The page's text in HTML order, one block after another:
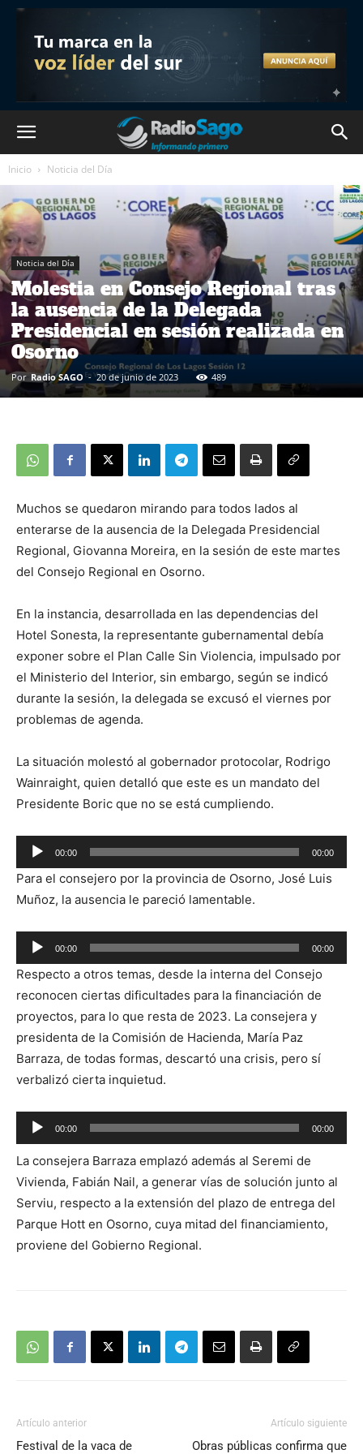
Inicio Noticia del Día
Noticia del Día
Molestia en Consejo Regional tras
la ausencia de la Delegada
Presidencial en sesión realizada en
Osorno
Por Radio SAGO - 20 de junio de 2023 489
Muchos se quedaron mirando para todos lados al
enterarse de la ausencia de la Delegada Presidencial
Regional, Giovanna Moreira, en la sesión de este martes
del Consejo Regional en Osorno.
En la instancia, desarrollada en las dependencias del
Hotel Sonesta, la representante gubernamental debía
exponer sobre el Plan Calle Sin Violencia, impulsado por
el Ministerio del Interior, sin embargo, según se indicó
durante la sesión, la delegada se excusó el viernes por
problemas de agenda.
La situación molestó al gobernador protocolar, Rodrigo
Wainraight, quien detalló que este es un mandato del
Presidente Boric que no se está cumpliendo.
Reproductor
de
audio
00:00 00:00
Para el consejero por la provincia de Osorno, José Luis
Muñoz, la ausencia le pareció lamentable.
Reproductor
de
audio
00:00 00:00
Respecto a otros temas, desde la interna del Consejo
reconocen ciertas dificultades para la financiación de
proyectos, para lo que resta de 2023. La consejera y
presidenta de la Comisión de Hacienda, María Paz
Barraza, de todas formas, descartó una crisis, pero sí
verbalizó cierta inquietud.
Reproductor
de
audio
00:00 00:00
La consejera Barraza emplazó además al Seremi de
Vivienda, Fabián Nail, a generar vías de solución junto al
Serviu, respecto a la extensión del plazo de entrega del
Parque Hott en Osorno, cuya mitad del financiamiento,
proviene del Gobierno Regional.
Artículo anterior
Festival de la vaca de
Artículo siguiente
Obras públicas confirma que